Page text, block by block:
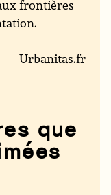
frontières
Urbanitas.fr
que